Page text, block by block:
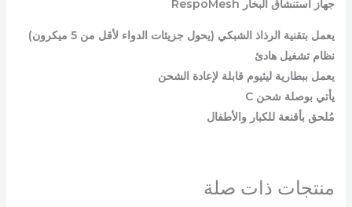
جهاز استنشاق البخار RespoMesh
يعمل بتقنية الرذاذ الشبكي (يحول جزيئات الدواء لأقل من 5 ميكرون)
نظام تشغيل هادئ
يعمل ببطارية ليثيوم قابلة لإعادة الشحن
يأتي بوصلة شحن C
مُلحق بأقنعة للكبار والأطفال
منتجات ذات صلة